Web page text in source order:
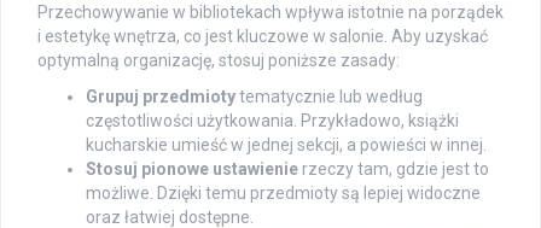
Przechowywanie w bibliotekach wpływa istotnie na porządek
i estetykę wnętrza, co jest kluczowe w salonie. Aby uzyskać
optymalną organizację, stosuj poniższe zasady:
Grupuj przedmiotytematycznie lub według
częstotliwości użytkowania. Przykładowo, książki
kucharskie umieść w jednej sekcji, a powieści w innej.
Stosuj pionowe ustawienie rzeczy tam, gdzie jest to
możliwe. Dzięki temu przedmioty są lepiej widoczne
oraz łatwiej dostępne.